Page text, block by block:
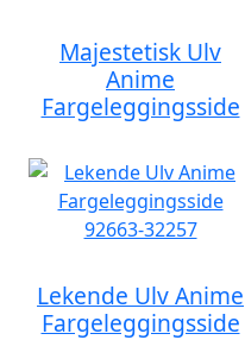
Majestetisk Ulv
Anime
Fargeleggingsside
Lekende Ulv Anime
Fargeleggingsside